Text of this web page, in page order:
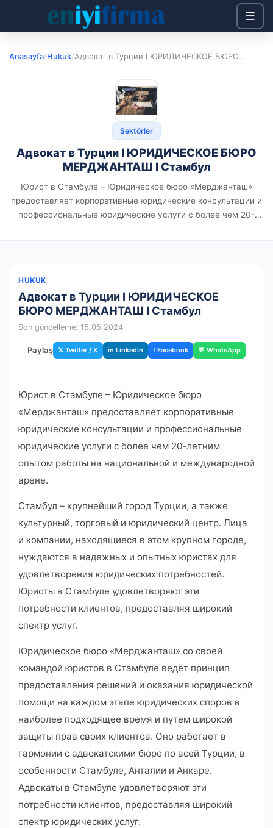
☰
Anasayfa/Hukuk/Адвокат в Турции I ЮРИДИЧЕСКОЕ БЮРО...
Sektörler
Адвокат в Турции I ЮРИДИЧЕСКОЕ БЮРО
МЕРДЖАНТАШ I Стамбул
Юрист в Стамбуле – Юридическое бюро «Мерджанташ»
предоставляет корпоративные юридические консультации и
профессиональные юридические услуги с более чем 20-
HUKUK
Адвокат в Турции I ЮРИДИЧЕСКОЕ
БЮРО МЕРДЖАНТАШ I Стамбул
Son güncelleme: 15.05.2024
Paylaş 𝕏 Twitter / X in LinkedIn f Facebook 💬 WhatsApp
Юрист в Стамбуле – Юридическое бюро
«Мерджанташ» предоставляет корпоративные
юридические консультации и профессиональные
юридические услуги с более чем 20-летним
опытом работы на национальной и международной
арене.
Стамбул – крупнейший город Турции, а также
культурный, торговый и юридический центр. Лица
и компании, находящиеся в этом крупном городе,
нуждаются в надежных и опытных юристах для
удовлетворения юридических потребностей.
Юристы в Стамбуле удовлетворяют эти
потребности клиентов, предоставляя широкий
спектр услуг.
Юридическое бюро «Мерджанташ» со своей
командой юристов в Стамбуле ведёт принцип
предоставления решений и оказания юридической
помощи на каждом этапе юридических споров в
наиболее подходящее время и путем широкой
защиты прав своих клиентов. Оно работает в
гармонии с адвокатскими бюро по всей Турции, в
особенности Стамбуле, Анталии и Анкаре.
Адвокаты в Стамбуле удовлетворяют эти
потребности клиентов, предоставляя широкий
спектр юридических услуг.